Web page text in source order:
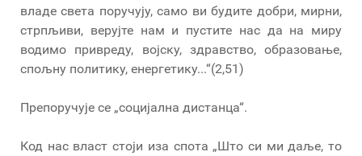
владе света поручују, само ви будите добри, мирни,
стрпљиви, верујте нам и пустите нас да на миру
водимо привреду, војску, здравство, образовање,
спољну политику, енергетику...“(2,51)
Препоручује се „социјална дистанца“.
Код нас власт стоји иза спота „Што си ми даље, то